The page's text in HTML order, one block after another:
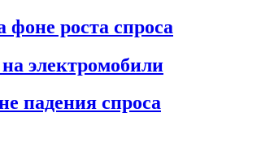
фоне роста спроса
электромобили
падения спроса